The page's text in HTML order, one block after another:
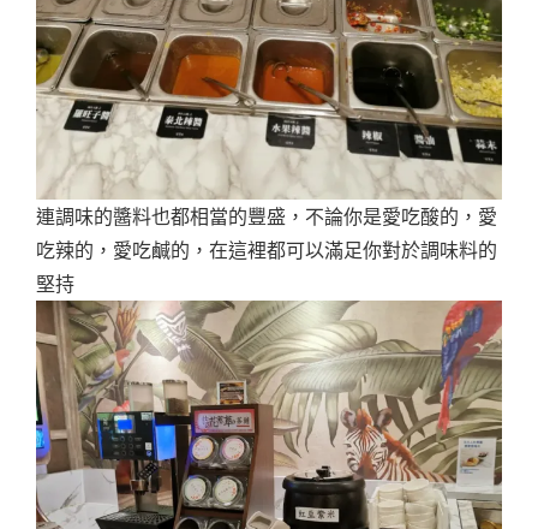
連調味的醬料也都相當的豐盛，不論你是愛吃酸的，愛
吃辣的，愛吃鹹的，在這裡都可以滿足你對於調味料的
堅持